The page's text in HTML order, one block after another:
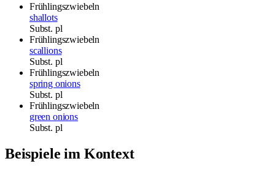
Frühlingszwiebeln
shallots
Subst. pl
Frühlingszwiebeln
scallions
Subst. pl
Frühlingszwiebeln
spring onions
Subst. pl
Frühlingszwiebeln
green onions
Subst. pl
Beispiele im Kontext